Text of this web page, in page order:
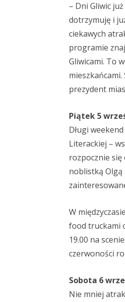
– Dni Gliwic
dotrzymuję i
ciekawych
programie
Gliwicami. To
prezydent
Piątek 5
Długi
Literackiej –
rozpocznie się
noblistką Olgą
W
food truckami
19.00 na
czerwoności
Sobota 6
Nie mniej